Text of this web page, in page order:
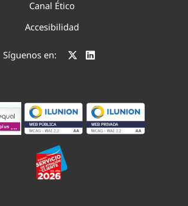
Canal Ético
Accesibilidad
Síguenos en: